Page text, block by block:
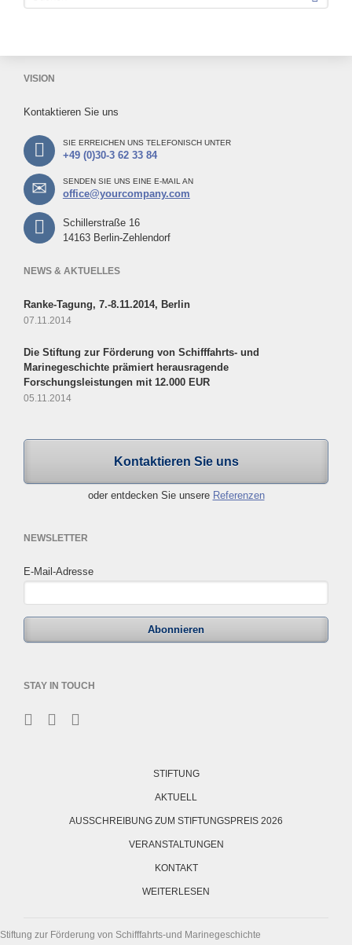
VISION
Kontaktieren Sie uns
SIE ERREICHEN UNS TELEFONISCH UNTER
+49 (0)30-3 62 33 84
SENDEN SIE UNS EINE E-MAIL AN
office@yourcompany.com
Schillerstraße 16
14163 Berlin-Zehlendorf
NEWS & AKTUELLES
Ranke-Tagung, 7.-8.11.2014, Berlin
07.11.2014
Die Stiftung zur Förderung von Schifffahrts- und
Marinegeschichte prämiert herausragende
Forschungsleistungen mit 12.000 EUR
05.11.2014
Kontaktieren Sie uns
oder entdecken Sie unsere Referenzen
NEWSLETTER
E-Mail-Adresse
Abonnieren
STAY IN TOUCH
STIFTUNG
AKTUELL
AUSSCHREIBUNG ZUM STIFTUNGSPREIS 2026
VERANSTALTUNGEN
KONTAKT
WEITERLESEN
Stiftung zur Förderung von Schifffahrts-und Marinegeschichte